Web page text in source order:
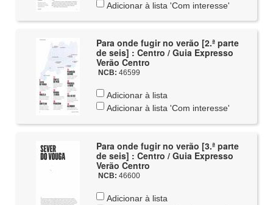
Adicionar à lista 'Com interesse'
Para onde fugir no verão [2.ª parte
de seis] : Centro / Guia Expresso
Verão Centro
NCB: 46599
Adicionar à lista
Adicionar à lista 'Com interesse'
Para onde fugir no verão [3.ª parte
de seis] : Centro / Guia Expresso
Verão Centro
NCB: 46600
Adicionar à lista